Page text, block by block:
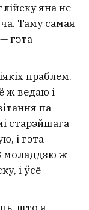
яна не
Таму самая
гэта
праблем.
ж ведаю і
па-
старэйшага
і гэта
моладдзю ж
і ўсё